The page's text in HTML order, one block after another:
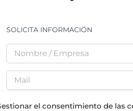
el consentimiento de las
SOLICITA INFORMACIÓN